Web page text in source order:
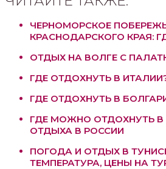
ЧЕРНОМОРСКОЕ
КРАСНОДАРСКОГО КРАЯ:
ОТДЫХ НА ВОЛГЕ С
ГДЕ ОТДОХНУТЬ В
ГДЕ ОТДОХНУТЬ В
ГДЕ МОЖНО ОТДОХНУТЬ В
ОТДЫХА В РОССИИ
ПОГОДА И ОТДЫХ В
ТЕМПЕРАТУРА, ЦЕНЫ НА